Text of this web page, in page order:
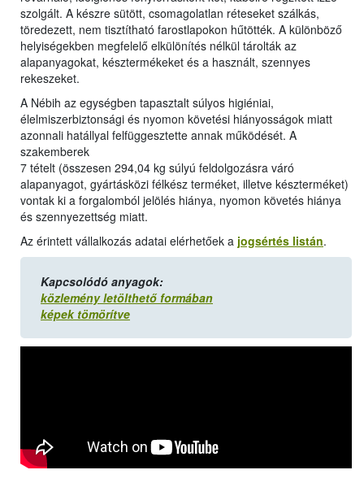
szolgált. A készre sütött, csomagolatlan réteseket szálkás,
töredezett, nem tisztítható farostlapokon hűtötték. A különböző
helyiségekben megfelelő elkülönítés nélkül tárolták az
alapanyagokat, késztermékeket és a használt, szennyes
rekeszeket.
A Nébih az egységben tapasztalt súlyos higiéniai,
élelmiszerbiztonsági és nyomon követési hiányosságok miatt
azonnali hatállyal felfüggesztette annak működését. A
szakemberek
7 tételt (összesen 294,04 kg súlyú feldolgozásra váró
alapanyagot, gyártásközi félkész terméket, illetve készterméket)
vontak ki a forgalomból jelölés hiánya, nyomon követés hiánya
és szennyezettség miatt.
Az érintett vállalkozás adatai elérhetőek a jogsértés listán.
Kapcsolódó anyagok:
közlemény letölthető formában
képek tömörítve